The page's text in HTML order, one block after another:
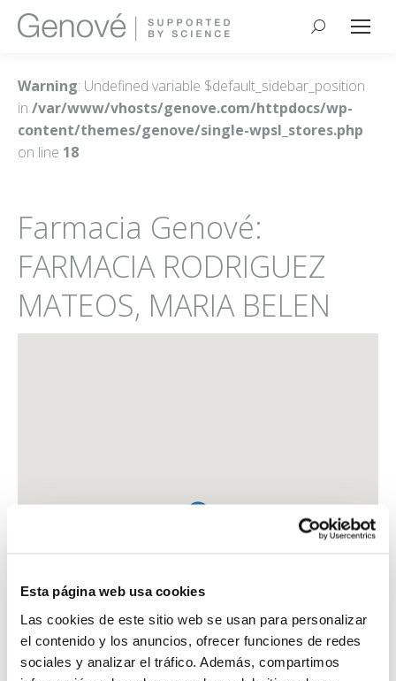
Esta página web usa cookies
Las cookies de este sitio web se usan para personalizar
el contenido y los anuncios, ofrecer funciones de redes
sociales y analizar el tráfico. Además, compartimos
Buscar:
Warning: Undefined variable $default_sidebar_position
in /var/www/vhosts/genove.com/httpdocs/wp-
content/themes/genove/single-wpsl_stores.php
on line 18
Farmacia Genové:
FARMACIA RODRIGUEZ
MATEOS, MARIA BELEN